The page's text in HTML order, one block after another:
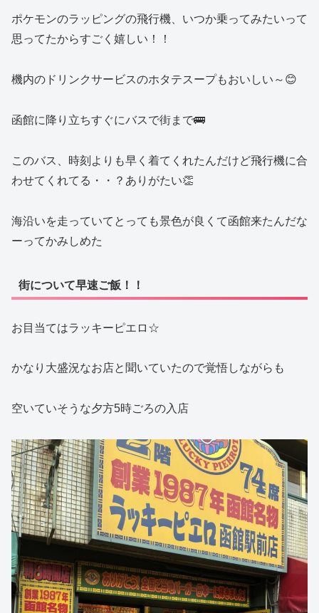
ポケモンのラッピングの飛行機、いつか乗ってみたいって
思ってたからすごく嬉しい！！
機内のドリンクサービスのホタテスープもおいしい～😊
函館に降り立ちすぐにバスで街まで🚌
このバス、時刻よりも早く着てくれたんだけど飛行機に合
わせてくれてる・・？ありがたい👏
海沿いを走っていてとっても景色が良くて函館来たんだな
ーってかみしめた
街について早速ご飯！！
お目当てはラッキーピエロ☆
かなり大盛況なお店と聞いていたので覚悟しながらも
空いていそうな夕方5時ごろの入店